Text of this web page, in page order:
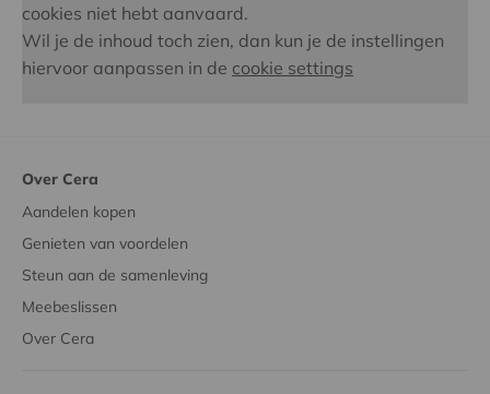
cookies niet hebt aanvaard.
Wil je de inhoud toch zien, dan kun je de instellingen
hiervoor aanpassen in de cookie settings
Over Cera
Aandelen kopen
Genieten van voordelen
Steun aan de samenleving
Meebeslissen
Over Cera